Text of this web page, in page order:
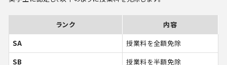
ランク
内容
SA
授業料を全額免除
SB
授業料を半額免除